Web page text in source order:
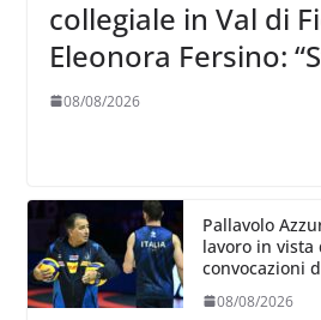
collegiale in Val di
Eleonora Fersino:
lavorando su quei
dettagli dove
08/08/2026
Pallavolo
lavoro in vista
convocazioni
Giorgi
08/08/2026